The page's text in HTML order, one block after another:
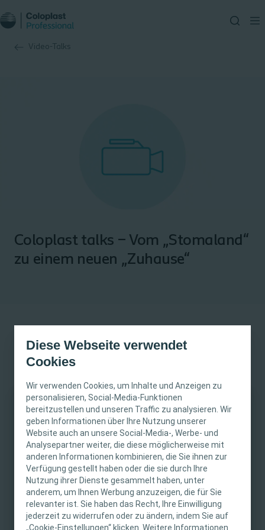
Diese Webseite verwendet
Cookies
Wir verwenden Cookies, um Inhalte und Anzeigen zu
personalisieren, Social-Media-Funktionen
bereitzustellen und unseren Traffic zu analysieren. Wir
geben Informationen über Ihre Nutzung unserer
Website auch an unsere Social-Media-, Werbe- und
Analysepartner weiter, die diese möglicherweise mit
anderen Informationen kombinieren, die Sie ihnen zur
Verfügung gestellt haben oder die sie durch Ihre
Nutzung ihrer Dienste gesammelt haben, unter
anderem, um Ihnen Werbung anzuzeigen, die für Sie
relevanter ist. Sie haben das Recht, Ihre Einwilligung
jederzeit zu widerrufen oder zu ändern, indem Sie auf
„Cookie-Einstellungen“ klicken. Weitere Informationen
Video-Talks
WICHTIGER HINWEIS
Diese Website richtet sich nur an medizinische
Fachpersonen. Der Inhalt der Website ist für
fachliche Informations- und Fortbildungszwecke
bestimmt. Coloplast bietet keinen individuellen
medizinischen Rat. Die Verantwortung für die
individuelle Patientenversorgung liegt bei den
medizinischen Fachpersonen. Detaillierte
Coloplast talks – Vom „Stomaland“
zu einem neuen „Zuhause“
Hier spricht Jessica Swinbourne (PhD, Klinische Psychologin,
Australien) über den Weg vom „Stomaland“ zu einem neuen
„Zuhause“.
Ostomy Days 2018, Kopenhagen